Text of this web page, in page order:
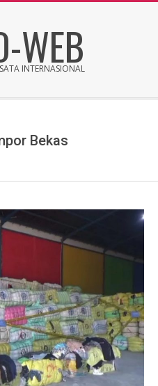
WEB
INTERNASIONAL
Bekas